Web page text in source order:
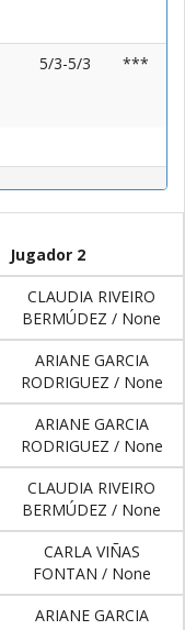
5/3-5/3 ***
Jugador 2
CLAUDIA RIVEIRO
BERMÚDEZ / None
ARIANE GARCIA
RODRIGUEZ / None
ARIANE GARCIA
RODRIGUEZ / None
CLAUDIA RIVEIRO
BERMÚDEZ / None
CARLA VIÑAS
FONTAN / None
ARIANE GARCIA